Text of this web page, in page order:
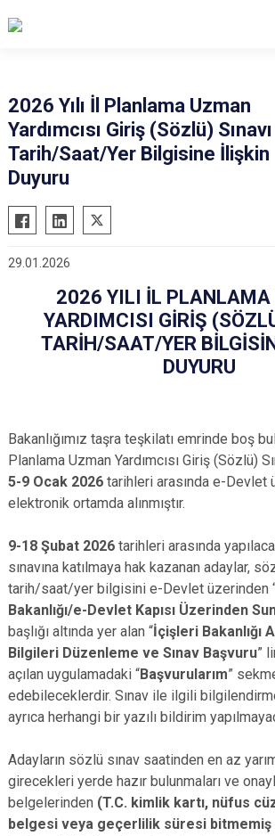
2026 Yılı İl Planlama Uzman
Yardımcısı Giriş (Sözlü) Sınavı
Tarih/Saat/Yer Bilgisine İlişkin
Duyuru
29.01.2026
2026 YILI İL PLANLAMA
YARDIMCISI GİRİŞ
TARİH/SAAT/YER
DUYURU
Bakanlığımız taşra teşkilatı emrinde boş
Planlama Uzman Yardımcısı Giriş (Sözlü)
5-9 Ocak 2026 tarihleri arasında e-Devlet
elektronik ortamda alınmıştır.
9-18 Şubat 2026 tarihleri arasında
sınavına katılmaya hak kazanan adaylar,
tarih/saat/yer bilgisini e-Devlet üzerinden
Bakanlığı/e-Devlet Kapısı Üzerinden
başlığı altında yer alan “İçişleri Bakanlığı
Bilgileri Düzenleme ve Sınav Başvuru”
açılan uygulamadaki “Başvurularım”
edebileceklerdir. Sınav ile ilgili
ayrıca herhangi bir yazılı bildirim
Adayların sözlü sınav saatinden en az
girecekleri yerde hazır bulunmaları ve
belgelerinden (T.C. kimlik kartı, nüfus
belgesi veya geçerlilik süresi